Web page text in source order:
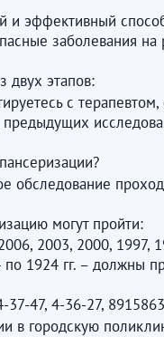
и эффективный
заболевания на
двух этапов:
с
предыдущих
обследование
могут пройти:
2003, 2000, 1997,
1924 гг. – должны
37-47, 4-36-27,
в городскую